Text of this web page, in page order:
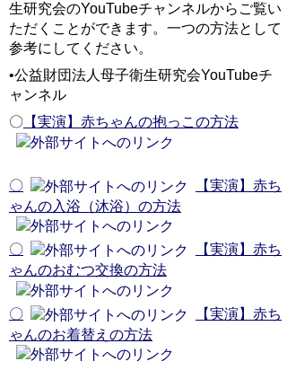
生研究会のYouTubeチャンネルからご覧い
ただくことができます。一つの方法として
参考にしてください。
•公益財団法人母子衛生研究会YouTubeチ
ャンネル
〇 【実演】赤ちゃんの抱っこの方法
〇
【実演】赤ち
ゃんの入浴（沐浴）の方法
〇
【実演】赤ち
ゃんのおむつ交換の方法
〇
【実演】赤ち
ゃんのお着替えの方法